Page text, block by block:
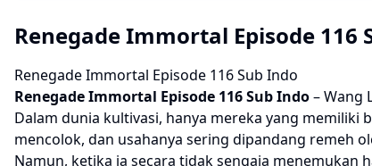
Renegade Immortal Episode 116
Renegade Immortal Episode 116 Sub Indo
Renegade Immortal Episode 116 Sub Indo– Wang
Dalam dunia kultivasi, hanya mereka yang memiliki
mencolok, dan usahanya sering dipandang remeh
Namun, ketika ia secara tidak sengaja